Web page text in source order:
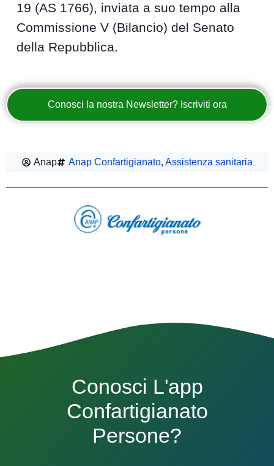
19 (AS 1766), inviata a suo tempo alla
Commissione V (Bilancio) del Senato
della Repubblica.
Conosci la nostra Newsletter? Iscriviti ora
Anap Anap Confartigianato, Assistenza sanitaria
Conosci L'app
Confartigianato
Persone?